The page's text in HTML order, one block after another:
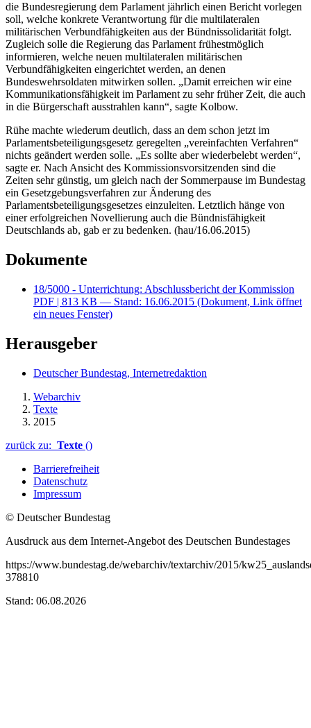
die Bundesregierung dem Parlament jährlich einen Bericht vorlegen
soll, welche konkrete Verantwortung für die multilateralen
militärischen Verbundfähigkeiten aus der Bündnissolidarität folgt.
Zugleich solle die Regierung das Parlament frühestmöglich
informieren, welche neuen multilateralen militärischen
Verbundfähigkeiten eingerichtet werden, an denen
Bundeswehrsoldaten mitwirken sollen. „Damit erreichen wir eine
Kommunikationsfähigkeit im Parlament zu sehr früher Zeit, die auch
in die Bürgerschaft ausstrahlen kann“, sagte Kolbow.
Rühe machte wiederum deutlich, dass an dem schon jetzt im
Parlamentsbeteiligungsgesetz geregelten „vereinfachten Verfahren“
nichts geändert werden solle. „Es sollte aber wiederbelebt werden“,
sagte er. Nach Ansicht des Kommissionsvorsitzenden sind die
Zeiten sehr günstig, um gleich nach der Sommerpause im Bundestag
ein Gesetzgebungsverfahren zur Änderung des
Parlamentsbeteiligungsgesetzes einzuleiten. Letztlich hänge von
einer erfolgreichen Novellierung auch die Bündnisfähigkeit
Deutschlands ab, gab er zu bedenken. (hau/16.06.2015)
Dokumente
18/5000 - Unterrichtung: Abschlussbericht der Kommission
PDF | 813 KB — Stand: 16.06.2015 (Dokument, Link öffnet
ein neues Fenster)
Herausgeber
Deutscher Bundestag, Internetredaktion
Webarchiv
Texte
2015
zurück zu: Texte ()
Barrierefreiheit
Datenschutz
Impressum
© Deutscher Bundestag
Ausdruck aus dem Internet-Angebot des Deutschen Bundestages
https://www.bundestag.de/webarchiv/textarchiv/2015/
378810
Stand: 06.08.2026